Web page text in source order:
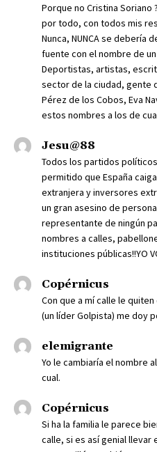
Porque no Cristina Soriano
por todo, con todos mis
Nunca, NUNCA se debería
fuente con el nombre de
Deportistas, artistas,
sector de la ciudad, gente
Pérez de los Cobos, Eva
estos nombres a los de
Jesu@88
Todos los partidos
permitido que España
extranjera y inversores
un gran asesino de
representante de ningún
nombres a calles,
instituciones públicas!!YO
Copérnicus
Con que a mí calle le
(un líder Golpista) me doy
elemigrante
Yo le cambiaría el nombre
cual.
Copérnicus
Si ha la familia le parece
calle, si es así genial llevar